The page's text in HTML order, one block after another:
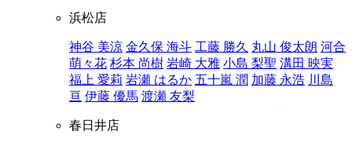
浜松店
神谷 美涼 金久保 海斗 工藤 勝久 丸山 俊太朗 河合
萌々花 杉本 尚樹 岩崎 大雅 小島 梨聖 溝田 映実
福上 愛莉 岩瀬 はるか 五十嵐 潤 加藤 永浩 川島
亘 伊藤 優馬 渡瀬 友梨
春日井店